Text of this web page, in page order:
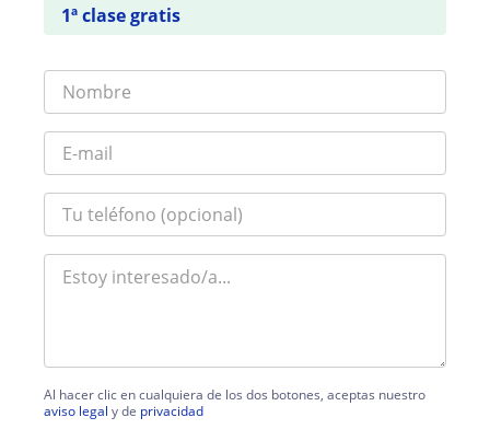
1ª clase gratis
Al hacer clic en cualquiera de los dos botones, aceptas nuestro
aviso legal y de privacidad